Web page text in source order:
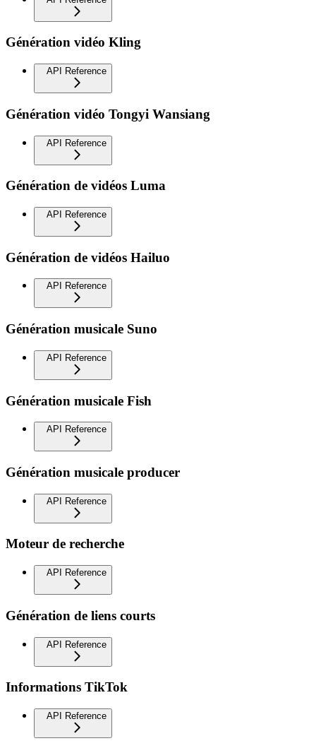
Génération vidéo Kling
API Reference
Génération vidéo Tongyi Wansiang
API Reference
Génération de vidéos Luma
API Reference
Génération de vidéos Hailuo
API Reference
Génération musicale Suno
API Reference
Génération musicale Fish
API Reference
Génération musicale producer
API Reference
Moteur de recherche
API Reference
Génération de liens courts
API Reference
Informations TikTok
API Reference